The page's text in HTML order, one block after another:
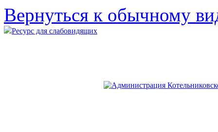
Вернуться к обычному
Ресурс для слабовидящих